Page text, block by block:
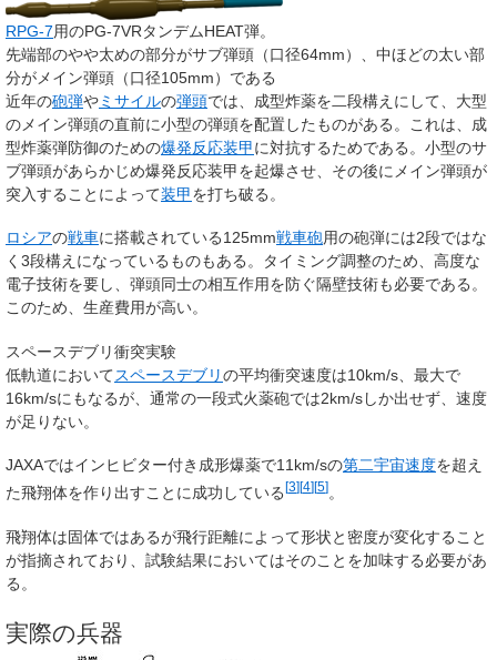
RPG-7用のPG-7VRタンデムHEAT弾。
先端部のやや太めの部分がサブ弾頭（口径64mm）、中ほどの太い部
分がメイン弾頭（口径105mm）である
近年の砲弾やミサイルの弾頭では、成型炸薬を二段構えにして、大型
のメイン弾頭の直前に小型の弾頭を配置したものがある。これは、成
型炸薬弾防御のための爆発反応装甲に対抗するためである。小型のサ
ブ弾頭があらかじめ爆発反応装甲を起爆させ、その後にメイン弾頭が
突入することによって装甲を打ち破る。
ロシアの戦車に搭載されている125mm戦車砲用の砲弾には2段ではな
く3段構えになっているものもある。タイミング調整のため、高度な
電子技術を要し、弾頭同士の相互作用を防ぐ隔壁技術も必要である。
このため、生産費用が高い。
スペースデブリ衝突実験
低軌道においてスペースデブリの平均衝突速度は10km/s、最大で
16km/sにもなるが、通常の一段式火薬砲では2km/sしか出せず、速度
が足りない。
JAXAではインヒビター付き成形爆薬で11km/sの第二宇宙速度を超え
た飛翔体を作り出すことに成功している [3][4][5] 。
飛翔体は固体ではあるが飛行距離によって形状と密度が変化すること
が指摘されており、試験結果においてはそのことを加味する必要があ
る。
実際の兵器